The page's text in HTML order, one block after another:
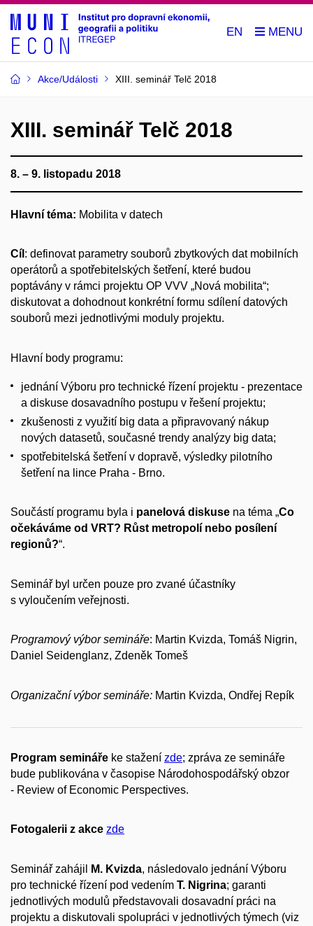
EN
Akce/Události XIII. seminář Telč 2018
XIII. seminář Telč 2018
8. – 9. listopadu 2018
Hlavní téma: Mobilita v datech
Cíl : definovat parametry souborů zbytkových dat mobilních
operátorů a spotřebitelských šetření, které budou
poptávány v rámci projektu OP VVV „Nová mobilita“;
diskutovat a dohodnout konkrétní formu sdílení datových
souborů mezi jednotlivými moduly projektu.
Hlavní body programu:
jednání Výboru pro technické řízení projektu - prezentace
a diskuse dosavadního postupu v řešení projektu;
zkušenosti z využití big data a připravovaný nákup
nových datasetů, současné trendy analýzy big data;
spotřebitelská šetření v dopravě, výsledky pilotního
šetření na lince Praha - Brno.
Součástí programu byla i panelová diskuse na téma „Co
očekáváme od VRT? Růst metropolí nebo posílení
regionů?“.
Seminář byl určen pouze pro zvané účastníky
s vyloučením veřejnosti.
Programový výbor semináře: Martin Kvizda, Tomáš Nigrin,
Daniel Seidenglanz, Zdeněk Tomeš
Organizační výbor semináře: Martin Kvizda, Ondřej Repík
Program semináře ke stažení zde; zpráva ze semináře
bude publikována v časopise Národohospodářský obzor
- Review of Economic Perspectives.
Fotogalerii z akce zde
Seminář zahájil M. Kvizda, následovalo jednání Výboru
pro technické řízení pod vedením T. Nigrina; garanti
jednotlivých modulů představovali dosavadní práci na
projektu a diskutovali spolupráci v jednotlivých týmech (viz